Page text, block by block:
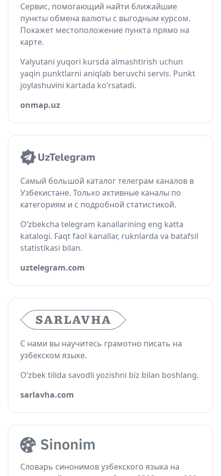
Сервис, помогающий найти ближайшие
пункты обмена валюты с выгодным курсом.
Покажет местоположение пункта прямо на
карте.
Valyutani yuqori kursda almashtirish uchun
yaqin punktlarni aniqlab beruvchi servis. Punkt
joylashuvini kartada ko‘rsatadi.
onmap.uz
Самый большой каталог телеграм каналов в
Узбекистане. Только активные каналы по
категориям и с подробной статистикой.
O‘zbekcha telegram kanallarining eng katta
katalogi. Faqt faol kanallar, ruknlarda va batafsil
statistikasi bilan.
uztelegram.com
С нами вы научитесь грамотно писать на
узбекском языке.
O‘zbek tilida savodli yozishni biz bilan boshlang.
sarlavha.com
Словарь синонимов узбекского языка на